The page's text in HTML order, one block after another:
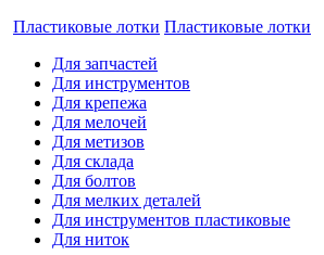
Пластиковые лотки Пластиковые лотки
Для запчастей
Для инструментов
Для крепежа
Для мелочей
Для метизов
Для склада
Для болтов
Для мелких деталей
Для инструментов пластиковые
Для ниток